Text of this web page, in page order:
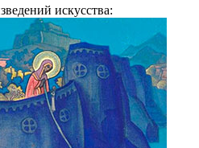
искусства: